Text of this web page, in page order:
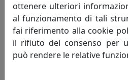
APPENDIABITI DA PARETE
ottenere ulteriori
al funzionamento di tali
fai riferimento alla cookie
il rifiuto del consenso per
può rendere le relative